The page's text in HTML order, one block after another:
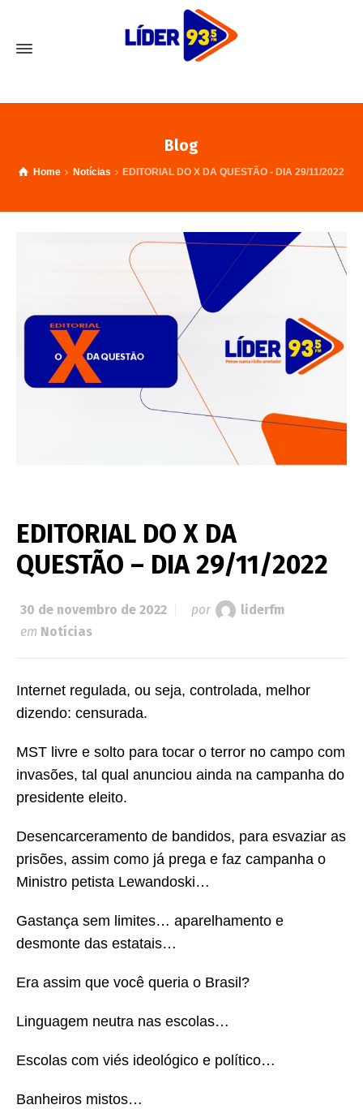
Blog
Home Notícias EDITORIAL DO X DA QUESTÃO - DIA 29/11/2022
EDITORIAL DO X DA
QUESTÃO – DIA 29/11/2022
30 de novembro de 2022 por
liderfm
em Notícias
Internet regulada, ou seja, controlada, melhor
dizendo: censurada.
MST livre e solto para tocar o terror no campo com
invasões, tal qual anunciou ainda na campanha do
presidente eleito.
Desencarceramento de bandidos, para esvaziar as
prisões, assim como já prega e faz campanha o
Ministro petista Lewandoski…
Gastança sem limites… aparelhamento e
desmonte das estatais…
Era assim que você queria o Brasil?
Linguagem neutra nas escolas…
Escolas com viés ideológico e político…
Banheiros mistos…